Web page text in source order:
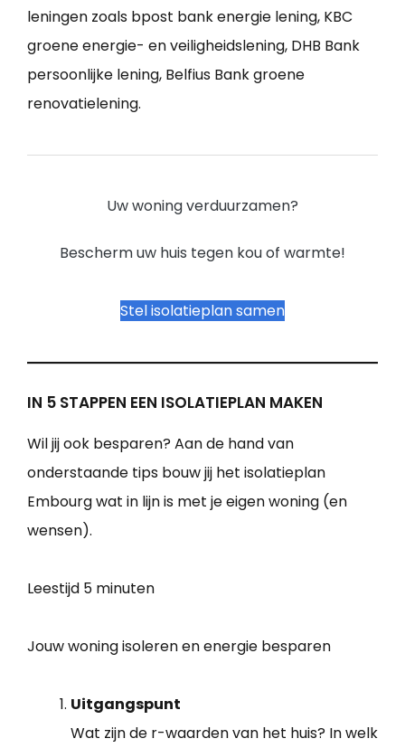
leningen zoals bpost bank energie lening, KBC
groene energie- en veiligheidslening, DHB Bank
persoonlijke lening, Belfius Bank groene
renovatielening.
Uw woning verduurzamen?
Bescherm uw huis tegen kou of warmte!
Stel isolatieplan samen
IN 5 STAPPEN EEN ISOLATIEPLAN MAKEN
Wil jij ook besparen? Aan de hand van
onderstaande tips bouw jij het isolatieplan
Embourg wat in lijn is met je eigen woning (en
wensen).
Leestijd 5 minuten
Jouw woning isoleren en energie besparen
Uitgangspunt
Wat zijn de r-waarden van het huis? In welk